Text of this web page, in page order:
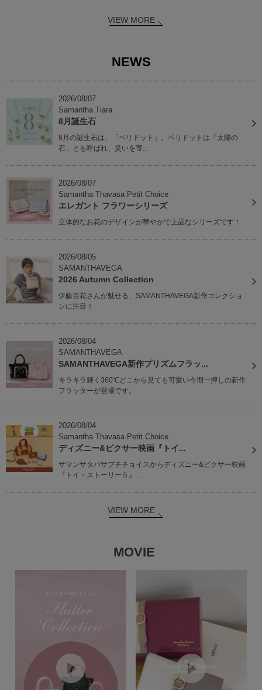
VIEW MORE
NEWS
2026/08/07
Samantha Tiara
8月誕生石
8月の誕生石は、「ペリドット」。ペリドットは「太陽の
石」とも呼ばれ、災いを寄...
2026/08/07
Samantha Thavasa Petit Choice
エレガント フラワーシリーズ
立体的なお花のデザインが華やかで上品なシリーズです！
2026/08/05
SAMANTHAVEGA
2026 Autumn Collection
伊藤百花さんが魅せる、SAMANTHAVEGA新作コレクショ
ンに注目！
2026/08/04
SAMANTHAVEGA
SAMANTHAVEGA新作プリズムフラッ...
キラキラ輝く360℃どこから見ても可愛い今期一押しの新作
フラッターが登場です。
2026/08/04
Samantha Thavasa Petit Choice
ディズニー&ピクサー映画『トイ...
サマンサタバサプチチョイスからディズニー&ピクサー映画
『トイ・ストーリー５』...
VIEW MORE
MOVIE